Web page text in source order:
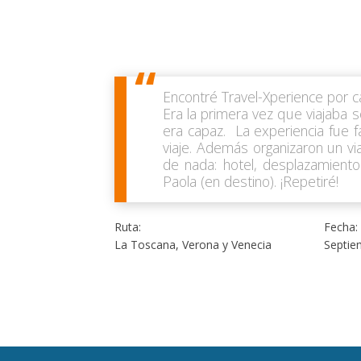
Encontré Travel-Xperience por
Era la primera vez que viajaba
era capaz. La experiencia fue
viaje. Además organizaron un
de nada: hotel,
Paola (en destino). ¡Repetiré!
Ruta:
La Toscana, Verona y Venecia
Fecha: